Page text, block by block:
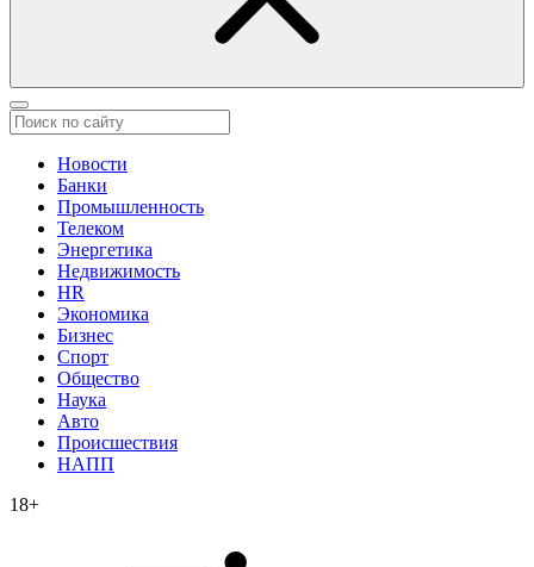
Новости
Банки
Промышленность
Телеком
Энергетика
Недвижимость
HR
Экономика
Бизнес
Спорт
Общество
Наука
Авто
Происшествия
НАПП
18+